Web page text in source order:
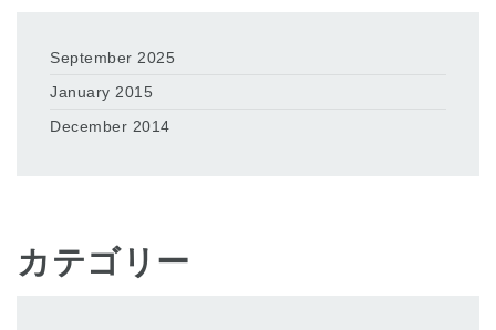
September 2025
January 2015
December 2014
カテゴリー